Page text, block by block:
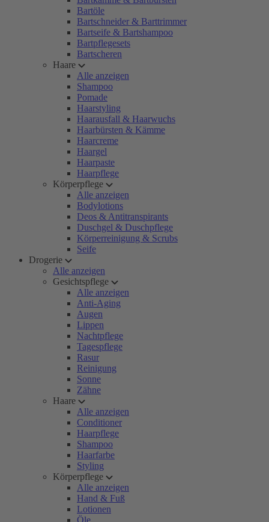
Bartöle
Bartschneider & Barttrimmer
Bartseife & Bartshampoo
Bartpflegesets
Bartscheren
Haare
Alle anzeigen
Shampoo
Pomade
Haarstyling
Haarausfall & Haarwuchs
Haarbürsten & Kämme
Haarcreme
Haargel
Haarpaste
Haarpflege
Körperpflege
Alle anzeigen
Bodylotions
Deos & Antitranspirants
Duschgel & Duschpflege
Körperreinigung & Scrubs
Seife
Drogerie
Alle anzeigen
Gesichtspflege
Alle anzeigen
Anti-Aging
Augen
Lippen
Nachtpflege
Tagespflege
Rasur
Reinigung
Sonne
Zähne
Haare
Alle anzeigen
Conditioner
Haarpflege
Shampoo
Haarfarbe
Styling
Körperpflege
Alle anzeigen
Hand & Fuß
Lotionen
Öle